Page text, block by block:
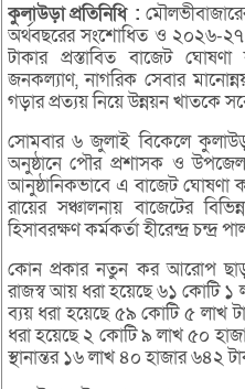
কুলাউড়া প্রতিনিধি:
অর্থবছরের সংশোধিত ও ২০২৬-
টাকার প্রস্তাবিত বাজেট
জনকল্যাণ, নাগরিক সেবার
গড়ার প্রত্যয় নিয়ে উন্নয়ন খাতকে
সোমবার ৬ জুলাই বিকেলে
অনুষ্ঠানে পৌর প্রশাসক ও উপজেলা
আনুষ্ঠানিকভাবে এ বাজেট ঘোষণা
রায়ের সঞ্চালনায় বাজেটের
হিসাবরক্ষণ কর্মকর্তা হীরেন্দ্র চন্দ্র
কোন প্রকার নতুন কর আরোপ
রাজস্ব আয় ধরা হয়েছে ৬১ কোটি ১
ব্যয় ধরা হয়েছে ৫৯ কোটি ৫ লাখ
ধরা হয়েছে ২ কোটি ৯ লাখ ৫০
স্থানান্তর ১৬ লাখ ৪০ হাজার ৬৪২